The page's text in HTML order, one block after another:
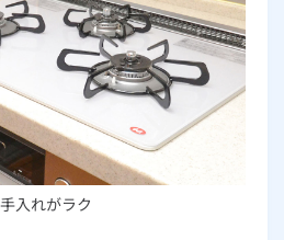
入れがラク